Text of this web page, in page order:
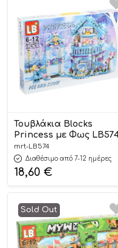
Τουβλάκια Blocks
Princess με Φως
6+ – Martin Toys
mrt-LB574
Διαθέσιμο από 7-12 ημέρες
18,60 €
Sold Out